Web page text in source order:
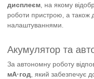
дисплеєм , на якому
роботи пристрою, а також
налаштуваннями.
Акумулятор та
За автономну роботу
мА·год, який забезпечує